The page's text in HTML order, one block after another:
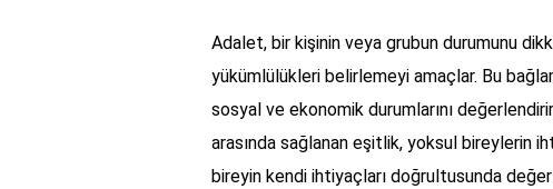
Adalet, bir kişinin veya grubun durumunu
yükümlülükleri belirlemeyi amaçlar. Bu
sosyal ve ekonomik durumlarını
arasında sağlanan eşitlik, yoksul bireylerin
bireyin kendi ihtiyaçları doğrultusunda